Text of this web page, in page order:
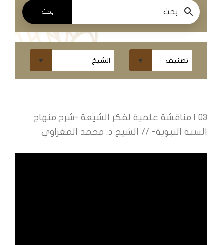
الدروس
ومحاضرات
المباشر
الكتب
بحث
03 | مناقشة علمية لفكر الشيعة -شرح منهاج
السنة النبوية- // الشيخ د. محمد المغراوي